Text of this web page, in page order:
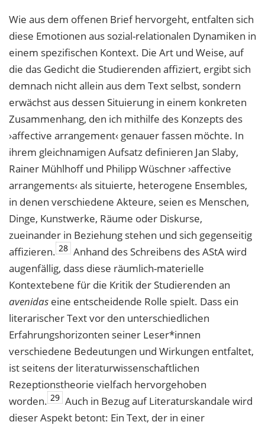
Wie aus dem offenen Brief hervorgeht, entfalten sich
diese Emotionen aus sozial-relationalen Dynamiken in
einem spezifischen Kontext. Die Art und Weise, auf
die das Gedicht die Studierenden affiziert, ergibt sich
demnach nicht allein aus dem Text selbst, sondern
erwächst aus dessen Situierung in einem konkreten
Zusammenhang, den ich mithilfe des Konzepts des
›affective arrangement‹ genauer fassen möchte. In
ihrem gleichnamigen Aufsatz definieren Jan Slaby,
Rainer Mühlhoff und Philipp Wüschner ›affective
arrangements‹ als situierte, heterogene Ensembles,
in denen verschiedene Akteure, seien es Menschen,
Dinge, Kunstwerke, Räume oder Diskurse,
zueinander in Beziehung stehen und sich gegenseitig
affizieren. 28 Anhand des Schreibens des AStA wird
augenfällig, dass diese räumlich-materielle
Kontextebene für die Kritik der Studierenden an
avenidas eine entscheidende Rolle spielt. Dass ein
literarischer Text vor den unterschiedlichen
Erfahrungshorizonten seiner Leser*innen
verschiedene Bedeutungen und Wirkungen entfaltet,
ist seitens der literaturwissenschaftlichen
Rezeptionstheorie vielfach hervorgehoben
worden. 29 Auch in Bezug auf Literaturskandale wird
dieser Aspekt betont: Ein Text, der in einer